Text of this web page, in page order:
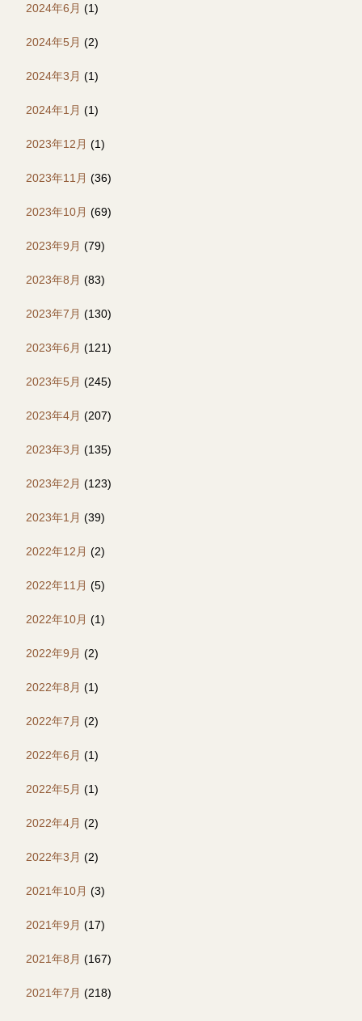
2024年6月 (1)
2024年5月 (2)
2024年3月 (1)
2024年1月 (1)
2023年12月 (1)
2023年11月 (36)
2023年10月 (69)
2023年9月 (79)
2023年8月 (83)
2023年7月 (130)
2023年6月 (121)
2023年5月 (245)
2023年4月 (207)
2023年3月 (135)
2023年2月 (123)
2023年1月 (39)
2022年12月 (2)
2022年11月 (5)
2022年10月 (1)
2022年9月 (2)
2022年8月 (1)
2022年7月 (2)
2022年6月 (1)
2022年5月 (1)
2022年4月 (2)
2022年3月 (2)
2021年10月 (3)
2021年9月 (17)
2021年8月 (167)
2021年7月 (218)